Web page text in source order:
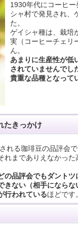
1930年代にコーヒ
シャ村で発見され、
た。
ゲイシャ種は、栽培
実（コーヒーチェリ
ん。
あまりに生産性が低
されていませんでし
貴重な品種となって
たきっかけ
れる珈琲豆の品評会
れまでありえなかっ
の品評会でもダントツ
きない（相手になら
行われているほどです。